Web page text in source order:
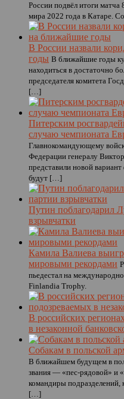
России подвёл итоги матча
мира 2022 года в Катаре.
В России назвали
годы В ближайшие годы
находиться в достаточно
председателя комитета
[…]
Питерским
случаю чемпионата
Главнокомандующему
Федерации генералу
представили новой
будут […]
Путин поблагодарил
взрывчатки
Камила Валиева
мировыми рекордами
пьедестал на
Finlandia Trophy.
В российских
в незаконной
Собакам в польской
В ближайшем будущем в
звания — «пес-рядовой» и
командиры
[…]